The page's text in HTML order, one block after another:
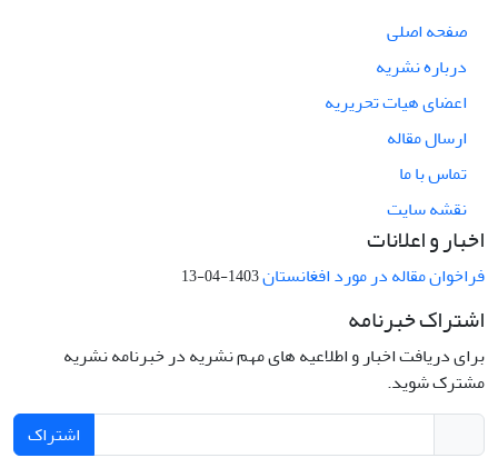
صفحه اصلی
درباره نشریه
اعضای هیات تحریریه
ارسال مقاله
تماس با ما
نقشه سایت
اخبار و اعلانات
فراخوان مقاله در مورد افغانستان1403-04-13
اشتراک خبرنامه
برای دریافت اخبار و اطلاعیه های مهم نشریه در خبرنامه نشریه
مشترک شوید.
اشتراک